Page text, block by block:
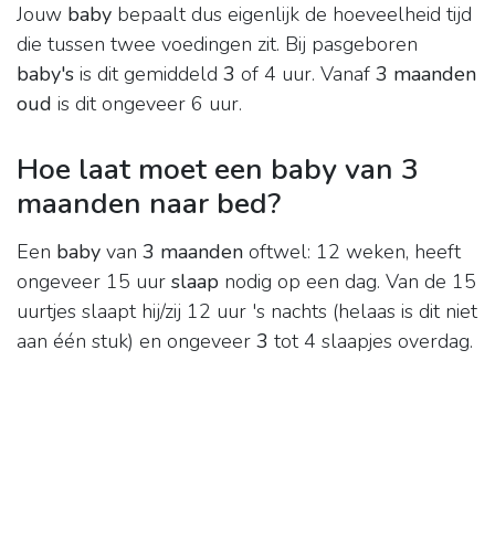
Jouw baby bepaalt dus eigenlijk de hoeveelheid tijd
die tussen twee voedingen zit. Bij pasgeboren
baby's is dit gemiddeld 3 of 4 uur. Vanaf 3 maanden
oud is dit ongeveer 6 uur.
Hoe laat moet een baby van 3
maanden naar bed?
Een baby van 3 maanden oftwel: 12 weken, heeft
ongeveer 15 uur slaap nodig op een dag. Van de 15
uurtjes slaapt hij/zij 12 uur 's nachts (helaas is dit niet
aan één stuk) en ongeveer 3 tot 4 slaapjes overdag.